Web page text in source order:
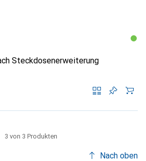
Steckdosenerweiterung
3 von 3 Produkten
Nach oben